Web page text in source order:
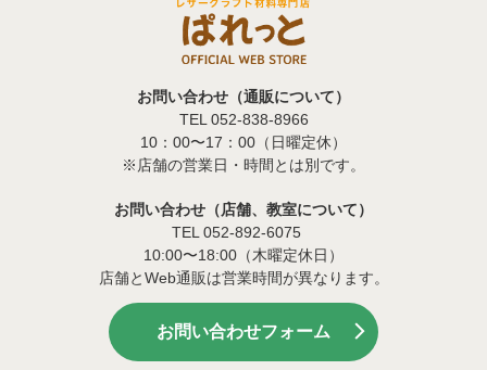
お問い合わせ（通販について）
TEL 052-838-8966
10：00〜17：00（日曜定休）
※店舗の営業日・時間とは別です。
お問い合わせ（店舗、教室について）
TEL 052-892-6075
10:00〜18:00（木曜定休日）
店舗とWeb通販は営業時間が異なります。
お問い合わせフォーム